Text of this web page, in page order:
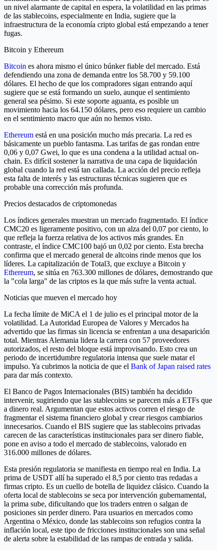
un nivel alarmante de capital en espera, la volatilidad en las primas
de las stablecoins, especialmente en India, sugiere que la
infraestructura de la economía cripto global está empezando a tener
fugas.
Bitcoin y Ethereum
Bitcoin es ahora mismo el único búnker fiable del mercado. Está
defendiendo una zona de demanda entre los 58.700 y 59.100
dólares. El hecho de que los compradores sigan entrando aquí
sugiere que se está formando un suelo, aunque el sentimiento
general sea pésimo. Si este soporte aguanta, es posible un
movimiento hacia los 64.150 dólares, pero eso requiere un cambio
en el sentimiento macro que aún no hemos visto.
Ethereum está en una posición mucho más precaria. La red es
básicamente un pueblo fantasma. Las tarifas de gas rondan entre
0,06 y 0,07 Gwei, lo que es una condena a la utilidad actual on-
chain. Es difícil sostener la narrativa de una capa de liquidación
global cuando la red está tan callada. La acción del precio refleja
esta falta de interés y las estructuras técnicas sugieren que es
probable una corrección más profunda.
Precios destacados de criptomonedas
Los índices generales muestran un mercado fragmentado. El índice
CMC20 es ligeramente positivo, con un alza del 0,07 por ciento, lo
que refleja la fuerza relativa de los activos más grandes. En
contraste, el índice CMC100 bajó un 0,02 por ciento. Esta brecha
confirma que el mercado general de altcoins rinde menos que los
líderes. La capitalización de Total3, que excluye a Bitcoin y
Ethereum, se sitúa en 763.300 millones de dólares, demostrando que
la "cola larga" de las criptos es la que más sufre la venta actual.
Noticias que mueven el mercado hoy
La fecha límite de MiCA el 1 de julio es el principal motor de la
volatilidad. La Autoridad Europea de Valores y Mercados ha
advertido que las firmas sin licencia se enfrentan a una desaparición
total. Mientras Alemania lidera la carrera con 57 proveedores
autorizados, el resto del bloque está improvisando. Esto crea un
periodo de incertidumbre regulatoria intensa que suele matar el
impulso. Ya cubrimos la noticia de que el Bank of Japan raised rates
para dar más contexto.
El Banco de Pagos Internacionales (BIS) también ha decidido
intervenir, sugiriendo que las stablecoins se parecen más a ETFs que
a dinero real. Argumentan que estos activos corren el riesgo de
fragmentar el sistema financiero global y crear riesgos cambiarios
innecesarios. Cuando el BIS sugiere que las stablecoins privadas
carecen de las características institucionales para ser dinero fiable,
pone en aviso a todo el mercado de stablecoins, valorado en
316.000 millones de dólares.
Esta presión regulatoria se manifiesta en tiempo real en India. La
prima de USDT allí ha superado el 8,5 por ciento tras redadas a
firmas cripto. Es un cuello de botella de liquidez clásico. Cuando la
oferta local de stablecoins se seca por intervención gubernamental,
la prima sube, dificultando que los traders entren o salgan de
posiciones sin perder dinero. Para usuarios en mercados como
Argentina o México, donde las stablecoins son refugios contra la
inflación local, este tipo de fricciones institucionales son una señal
de alerta sobre la estabilidad de las rampas de entrada y salida.